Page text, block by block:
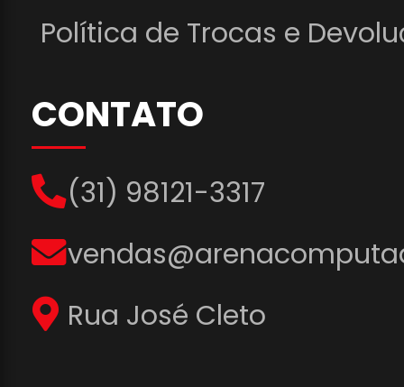
Política de Trocas e
CONTATO
(31) 98121-3317
Rua José Cleto